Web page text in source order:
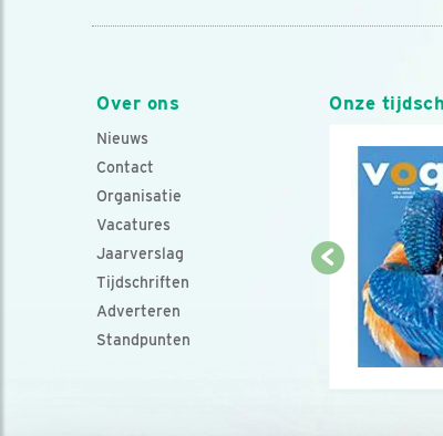
Over ons
Nieuws
Contact
Organisatie
Vacatures
Jaarverslag
Tijdschriften
Adverteren
Standpunten
Onze